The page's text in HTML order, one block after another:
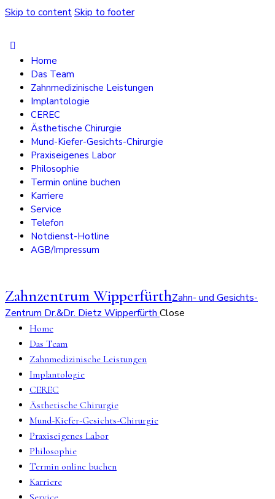
Skip to contentSkip to footer
Home
Das Team
Zahnmedizinische Leistungen
Implantologie
CEREC
Ästhetische Chirurgie
Mund-Kiefer-Gesichts-Chirurgie
Praxiseigenes Labor
Philosophie
Termin online buchen
Karriere
Service
Telefon
Notdienst-Hotline
AGB/Impressum
Zahnzentrum WipperfürthZahn- und Gesichts-
Zentrum Dr.&Dr. Dietz Wipperfürth Close
Home
Das Team
Zahnmedizinische Leistungen
Implantologie
CEREC
Ästhetische Chirurgie
Mund-Kiefer-Gesichts-Chirurgie
Praxiseigenes Labor
Philosophie
Termin online buchen
Karriere